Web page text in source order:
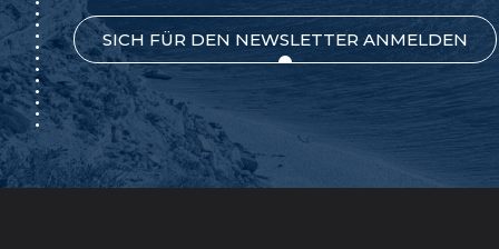
SICH FÜR DEN NEWSLETTER ANMELDEN